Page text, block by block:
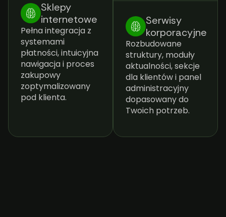
Sklepy
internetowe
Pełna integracja z
systemami
płatności, intuicyjna
nawigacja i proces
zakupowy
zoptymalizowany
pod klienta.
Serwisy
korporacyjne
Rozbudowane
struktury, moduły
aktualności, sekcje
dla klientów i panel
administracyjny
dopasowany do
Twoich potrzeb.